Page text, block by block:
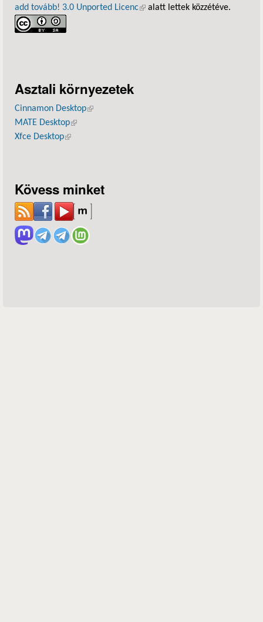
add tovább! 3.0 Unported Licenc(külső hivatkozás)
alatt lettek közzétéve.
Asztali környezetek
Cinnamon Desktop(külső hivatkozás)
MATE Desktop(külső hivatkozás)
Xfce Desktop(külső hivatkozás)
Kövess minket